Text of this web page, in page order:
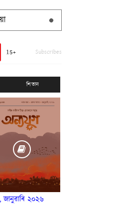
15+ Subscribes
শিতান
জানুৱাৰি ২০২৬